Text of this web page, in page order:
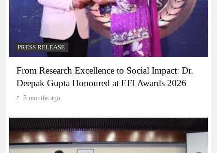
PRESS RELEASE
From Research Excellence to Social Impact: Dr.
Deepak Gupta Honoured at EFI Awards 2026
5 months ago